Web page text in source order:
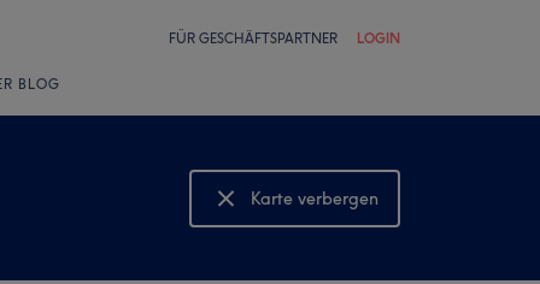
FÜR GESCHÄFTSPARTNER LOGIN
BLOG
Karte verbergen
Karte anzeigen